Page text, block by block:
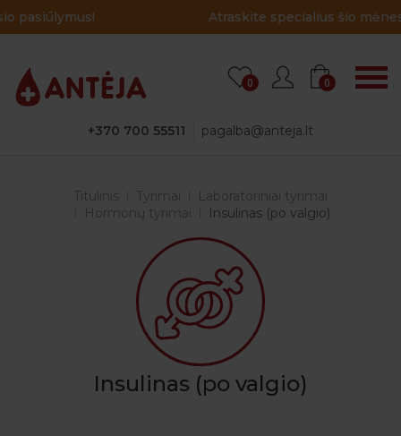
Atraskite specialius šio mėnesio pasiūlymus!
+370 700 55511 pagalba@anteja.lt
0 0
Titulinis Tyrimai
Laboratoriniai tyrimai
Hormonų tyrimai
Insulinas (po valgio)
Insulinas (po valgio)